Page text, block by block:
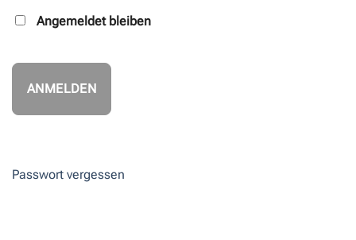
Angemeldet bleiben
Passwort vergessen